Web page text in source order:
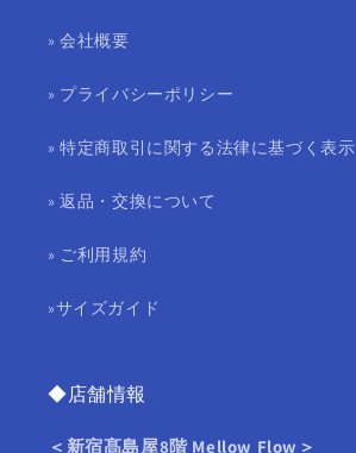
» 会社概要
» プライバシーポリシー
» 特定商取引に関する法律に基づく表示
» 返品・交換について
» ご利用規約
»サイズガイド
◆店舗情報
＜新宿髙島屋8階 Mellow Flow＞